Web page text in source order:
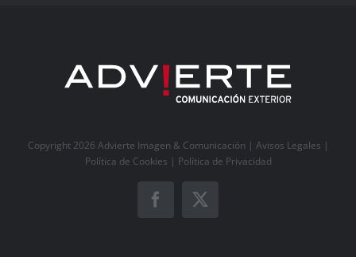
Copyright 2026 Advierte Imagen & Comunicación | Avisos Legales |
Política de Cookies | Política de Privacidad
Facebook
X